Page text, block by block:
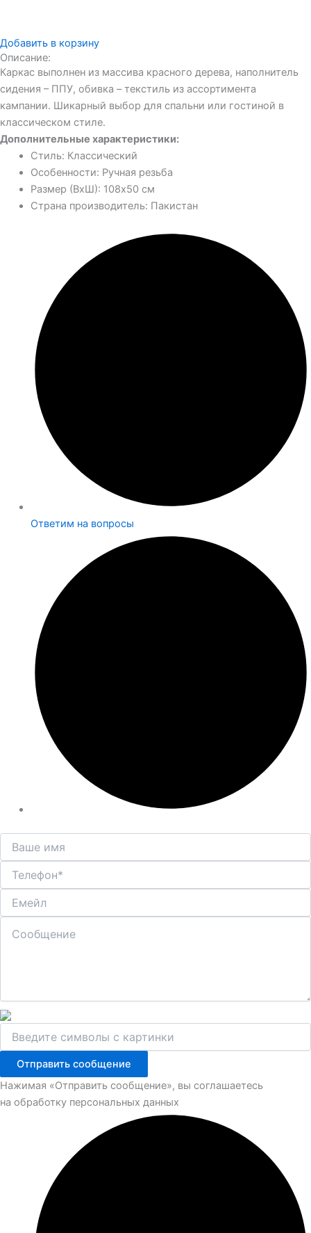
Добавить в корзину
Описание:
Каркас выполнен из массива красного дерева, наполнитель
сидения – ППУ, обивка – текстиль из ассортимента
кампании. Шикарный выбор для спальни или гостиной в
классическом стиле.
Дополнительные характеристики:
Стиль: Классический
Особенности: Ручная резьба
Размер (ВхШ): 108х50 см
Страна производитель: Пакистан
Ответим на вопросы
Отправить сообщение
Нажимая «Отправить сообщение», вы соглашаетесь
на обработку персональных данных